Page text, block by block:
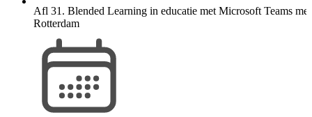
Afl 31. Blended Learning in educatie met Microsoft Teams
Rotterdam